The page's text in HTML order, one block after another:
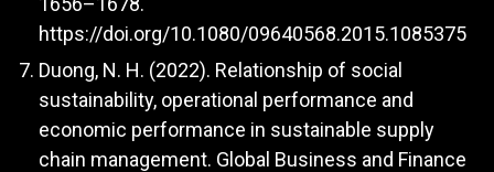
https://doi.org/10.1080/09640568.2015.1085375
Duong, N. H. (2022). Relationship of social
sustainability, operational performance and
economic performance in sustainable supply
chain management. Global Business and Finance